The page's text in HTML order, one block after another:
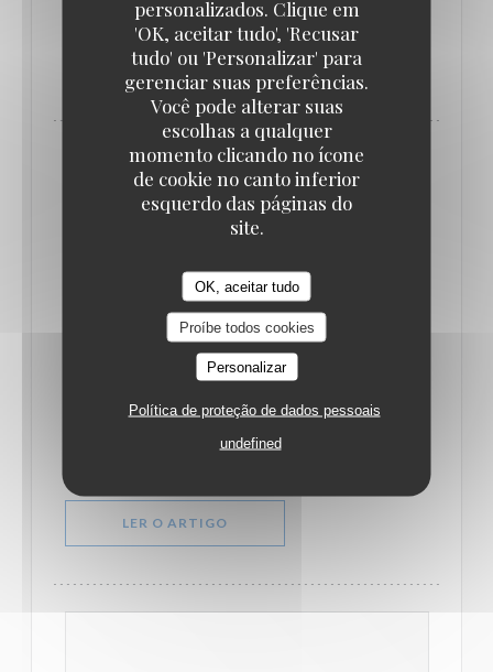
personalizados. Clique em
'OK, aceitar tudo', 'Recusar
tudo' ou 'Personalizar' para
gerenciar suas preferências.
Você pode alterar suas
escolhas a qualquer
momento clicando no ícone
de cookie no canto inferior
esquerdo das páginas do
site.
OK, aceitar tudo
Proíbe todos cookies
Personalizar
Política de proteção de dados pessoais
undefined
LER O ARTIGO((ABRE NUMA NOVA JANELA))
LER O ARTIGO((ABRE NUMA NOVA JANELA))